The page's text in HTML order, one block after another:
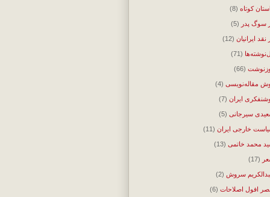
کوتاه (8)
سوگ پدر (5)
نقد ایرانیان (12)
(71)
(66)
مقاله‌نویسی (4)
ایران (7)
سیرجانی (5)
خارجی ایران (11)
محمد خاتمی (13)
(17)
سروش (2)
افول اصلاحات (6)